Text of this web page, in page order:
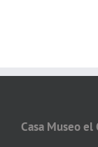
Casa Museo el